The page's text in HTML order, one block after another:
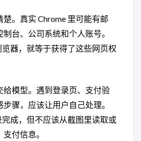
。真实 Chrome 里可能有邮
台、公司系统和个人账号。
器，就等于获得了这些网页权
给模型。遇到登录页、支付验
骤，应该让用户自己处理。
成，但不应该从截图里读取或
付信息。